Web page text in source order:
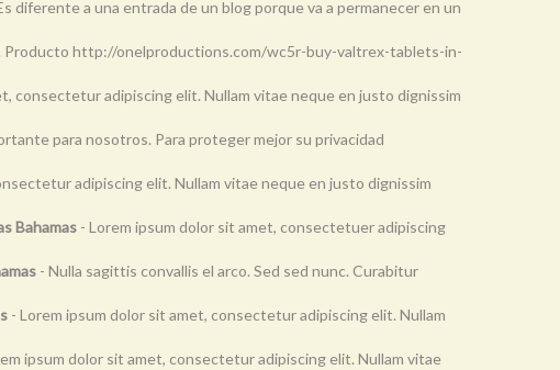
diferente a una entrada de un blog porque va a permanecer en un
Producto http://onelproductions.com/wc5r-buy-valtrex-tablets-in-
consectetur adipiscing elit. Nullam vitae neque en justo dignissim
para nosotros. Para proteger mejor su privacidad
adipiscing elit. Nullam vitae neque en justo dignissim
Bahamas - Lorem ipsum dolor sit amet, consectetuer adipiscing
- Nulla sagittis convallis el arco. Sed sed nunc. Curabitur
- Lorem ipsum dolor sit amet, consectetur adipiscing elit. Nullam
ipsum dolor sit amet, consectetur adipiscing elit. Nullam vitae